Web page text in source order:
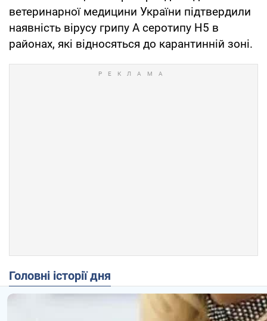
ветеринарної медицини України підтвердили
наявність вірусу грипу А серотипу Н5 в
районах, які відносяться до карантинній зоні.
Головні історії дня